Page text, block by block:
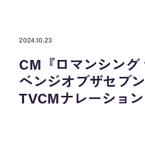
2024.10.23
CM『ロマンシング
ベンジオブザセブ
TVCMナレーショ